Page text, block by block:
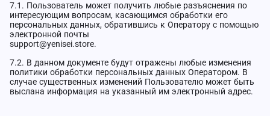
7.1. Пользователь может получить любые разъяснения по
интересующим вопросам, касающимся обработки его
персональных данных, обратившись к Оператору с помощью
электронной почты
support@yenisei.store.
7.2. В данном документе будут отражены любые изменения
политики обработки персональных данных Оператором. В
случае существенных изменений Пользователю может быть
выслана информация на указанный им электронный адрес.